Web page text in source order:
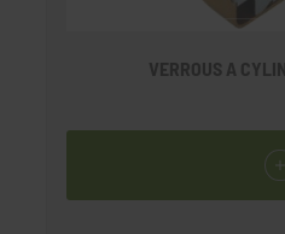
VERROUS A